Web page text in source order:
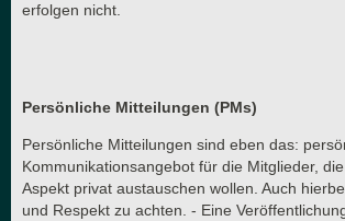
erfolgen nicht.
Persönliche Mitteilungen (PMs)
Persönliche Mitteilungen sind eben das:
Kommunikationsangebot für die Mitglieder,
Aspekt privat austauschen wollen. Auch
und Respekt zu achten. - Eine